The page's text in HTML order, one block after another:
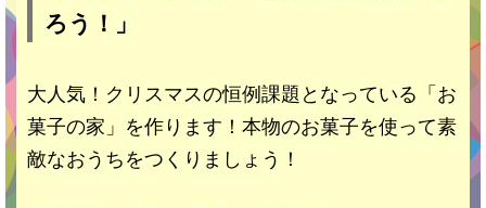
ろう！」
大人気！クリスマスの恒例課題となっている「お
菓子の家」を作ります！本物のお菓子を使って素
敵なおうちをつくりましょう！